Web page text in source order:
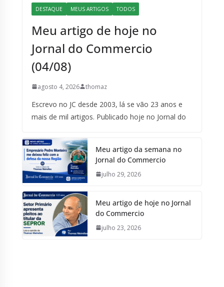
DESTAQUE MEUS ARTIGOS TODOS
Meu artigo de hoje no
Jornal do Commercio
(04/08)
agosto 4, 2026 thomaz
Escrevo no JC desde 2003, lá se vão 23 anos e
mais de mil artigos. Publicado hoje no Jornal do
Meu artigo da semana no
Jornal do Commercio
julho 29, 2026
Meu artigo de hoje no Jornal
do Commercio
julho 23, 2026